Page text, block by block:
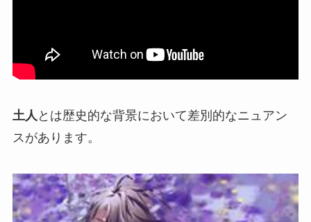
土人 とは歴史的な背景において差別的なニュアン
スがあります。